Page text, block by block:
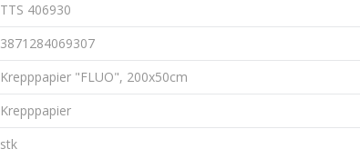
TTS 406930
3871284069307
Krepppapier "FLUO", 200x50cm
Krepppapier
stk